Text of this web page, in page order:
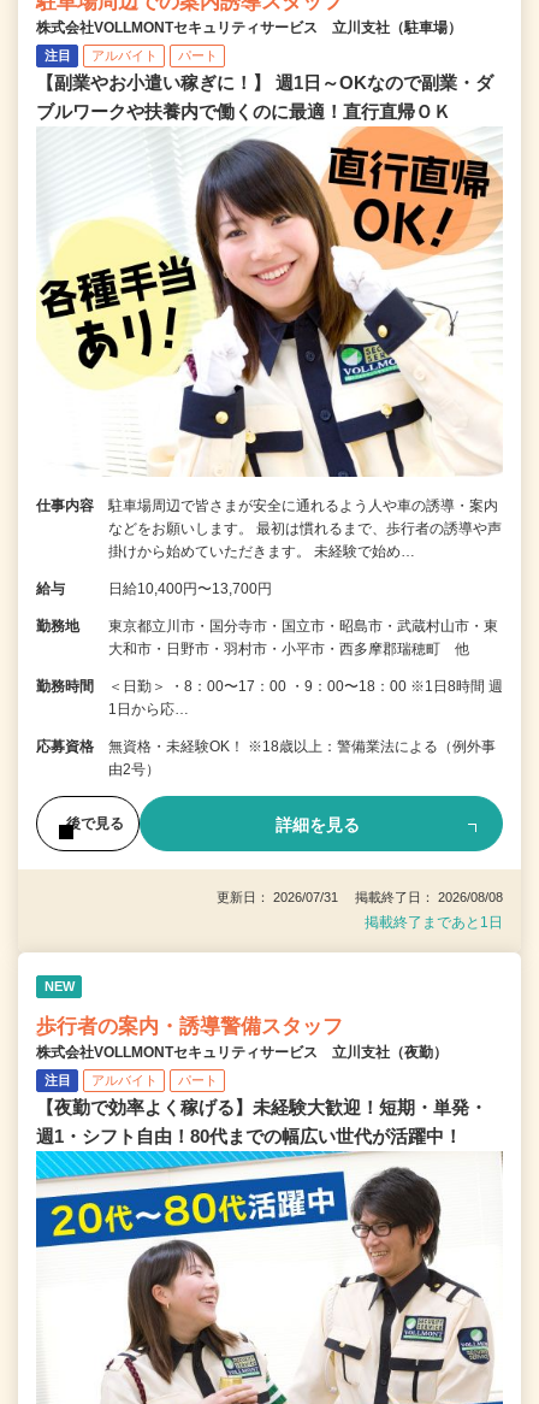
株式会社VOLLMONTセキュリティサービス 立川支社（駐車場）
注目 アルバイト パート
【副業やお小遣い稼ぎに！】 週1日～OKなので副業・ダ
ブルワークや扶養内で働くのに最適！直行直帰ＯＫ
仕事内容
駐車場周辺で皆さまが安全に通れるよう人や車の誘導・案内
などをお願いします。 最初は慣れるまで、歩行者の誘導や声
掛けから始めていただきます。 未経験で始め…
給与 日給10,400円〜13,700円
勤務地
東京都立川市・国分寺市・国立市・昭島市・武蔵村山市・東
大和市・日野市・羽村市・小平市・西多摩郡瑞穂町 他
勤務時間
＜日勤＞ ・8：00〜17：00 ・9：00〜18：00 ※1日8時間 週
1日から応…
応募資格
無資格・未経験OK！ ※18歳以上：警備業法による（例外事
由2号）
後で見る 詳細を見る
更新日： 2026/07/31 掲載終了日： 2026/08/08
掲載終了まであと1日
NEW
歩行者の案内・誘導警備スタッフ
株式会社VOLLMONTセキュリティサービス 立川支社（夜勤）
注目 アルバイト パート
【夜勤で効率よく稼げる】未経験大歓迎！短期・単発・
週1・シフト自由！80代までの幅広い世代が活躍中！